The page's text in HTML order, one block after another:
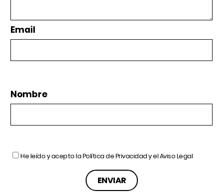
Email
Nombre
He leído y acepto laPolítica de Privacidady elAviso Legal